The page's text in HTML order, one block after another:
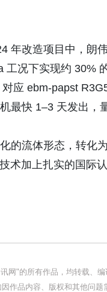
年改造项目中，朗
工况下实现约 30%
应 ebm-papst
最快 1–3 天发出
的流体形态，转
术加上扎实的国际
网"的所有作品，均转载、
作品内容、版权和其他问